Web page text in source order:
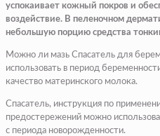
успокаивает кожный покров и
воздействие. В пеленочном
небольшую порцию средства
Можно ли мазь Спасатель для
использовать в период
качество материнского молока.
Спасатель, инструкция по
предостережений можно
с периода новорожденности.